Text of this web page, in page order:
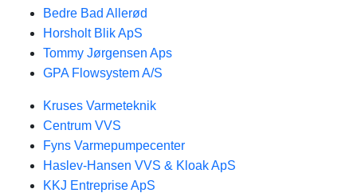
Bedre Bad Allerød
Horsholt Blik ApS
Tommy Jørgensen Aps
GPA Flowsystem A/S
Kruses Varmeteknik
Centrum VVS
Fyns Varmepumpecenter
Haslev-Hansen VVS & Kloak ApS
KKJ Entreprise ApS